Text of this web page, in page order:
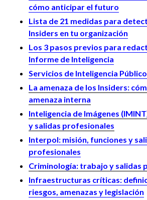
cómo anticipar el futuro
Lista de 21 medidas para
Insiders en tu organización
Los 3 pasos previos para
Informe de Inteligencia
Servicios de Inteligencia
La amenaza de los Insiders:
amenaza interna
Inteligencia de Imágenes
y salidas profesionales
Interpol: misión, funciones y
profesionales
Criminología: trabajo y salidas
Infraestructuras críticas:
riesgos, amenazas y legislación